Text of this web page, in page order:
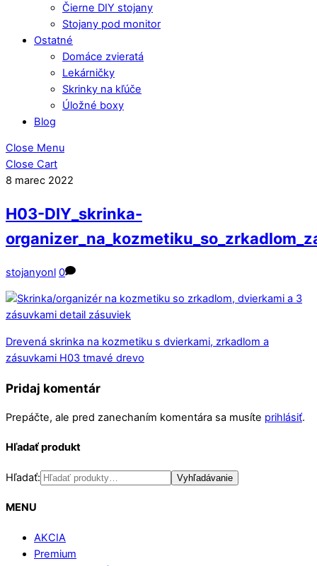
Čierne DIY stojany
Stojany pod monitor
Ostatné
Domáce zvieratá
Lekárničky
Skrinky na kľúče
Úložné boxy
Blog
Close Menu
Close Cart
8 marec 2022
H03-DIY_skrinka-
stojanyonl 0
Drevená skrinka na kozmetiku s dvierkami, zrkadlom a
zásuvkami H03 tmavé drevo
Pridaj komentár
Prepáčte, ale pred zanechaním komentára sa musíte prihlásiť.
Hľadať produkt
Hľadať: Vyhľadávanie
MENU
AKCIA
Premium